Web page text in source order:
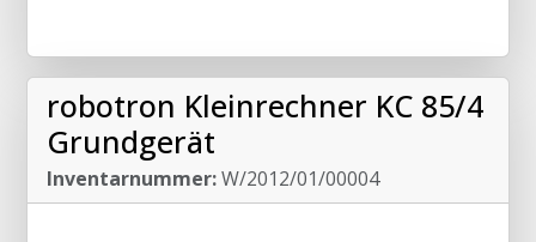
robotron Kleinrechner KC 85/4
Grundgerät
Inventarnummer:W/2012/01/00004